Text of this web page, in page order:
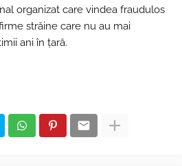
organizat care vindea fraudulos
străine care nu au mai
ani în țară.